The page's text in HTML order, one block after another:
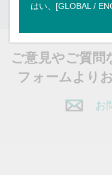
ご意見やご質問
フォームより
お
はい、[GLOBAL /